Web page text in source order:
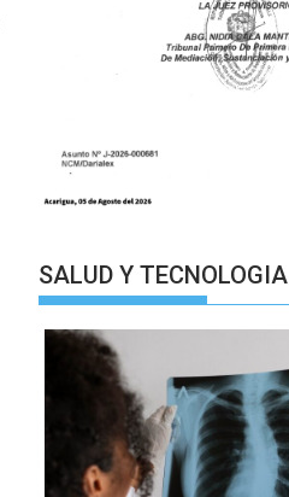
SALUD Y TECNOLOGIA